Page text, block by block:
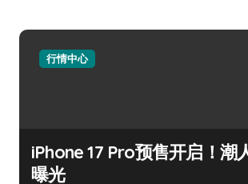
行情中心
iPhone 17 Pro预售开启！潮
曝光